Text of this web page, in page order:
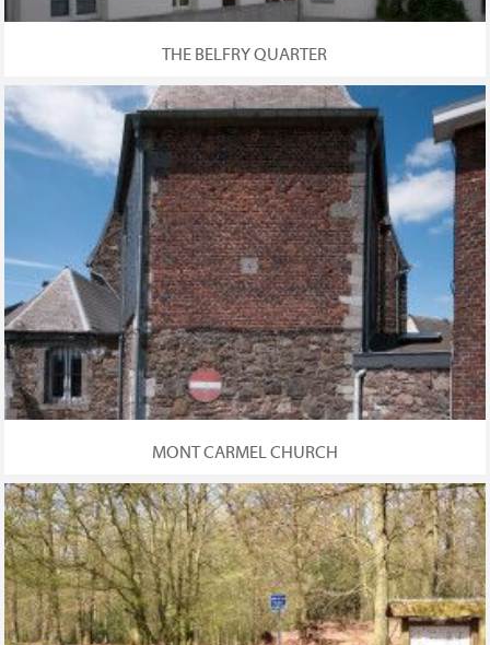
THE BELFRY QUARTER
MONT CARMEL CHURCH